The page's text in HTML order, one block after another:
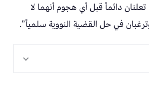
دائماً قبل أي هجوم أنهما لا
في حل القضية النووية سلمياً”.